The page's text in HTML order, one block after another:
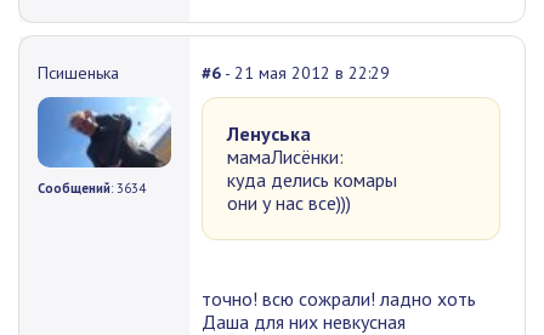
Псишенька
Сообщений: 3634
#6 - 21 мая 2012 в 22:29
Ленуська
мамаЛисёнки:
куда делись комары
они у нас все)))
точно! всю сожрали! ладно хоть
Даша для них невкусная